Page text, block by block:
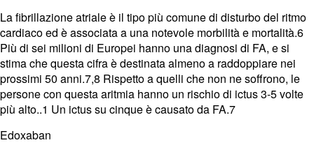
La fibrillazione atriale è il tipo più comune di disturbo del ritmo
cardiaco ed è associata a una notevole morbilità e mortalità.6
Più di sei milioni di Europei hanno una diagnosi di FA, e si
stima che questa cifra è destinata almeno a raddoppiare nei
prossimi 50 anni.7,8 Rispetto a quelli che non ne soffrono, le
persone con questa aritmia hanno un rischio di ictus 3-5 volte
più alto..1 Un ictus su cinque è causato da FA.7
Edoxaban